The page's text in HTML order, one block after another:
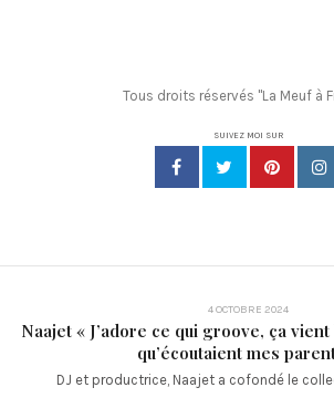
Tous droits réservés "La Meuf à
SUIVEZ MOI SUR
4 OCTOBRE 2024
Naajet « J’adore ce qui groove, ça
qu’écoutaient mes
DJ et productrice, Naajet a cofondé le